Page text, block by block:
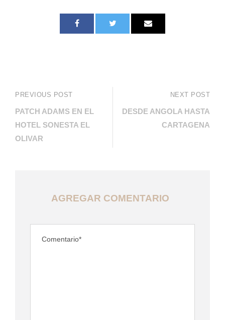
PREVIOUS POST
PATCH ADAMS EN EL
HOTEL SONESTA EL
OLIVAR
NEXT POST
DESDE ANGOLA HASTA
CARTAGENA
AGREGAR COMENTARIO